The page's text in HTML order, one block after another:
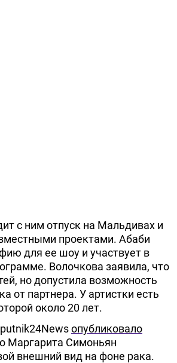
с ним отпуск на Мальдивах и
проектами. Абаби
для ее шоу и участвует в
Волочкова заявила, что
но допустила возможность
от партнера. У артистки есть
около 20 лет.
опубликовало
Маргарита Симоньян
внешний вид на фоне рака.